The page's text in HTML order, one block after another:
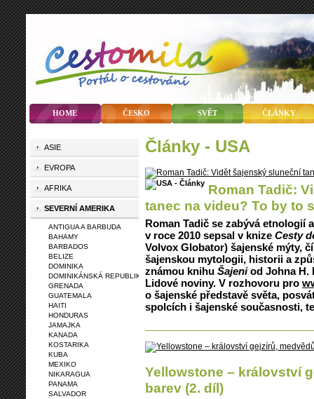
HOME ČESKO SVĚT ČLÁNKY
články - USA
Roman Tadič:
tanec na videu? To by to
Roman Tadič se zabývá etnologií
v roce 2010 sepsal v knize Cesty
Volvox Globator) šajenské mýty,
šajenskou mytologii, historii a
známou knihu Šajeniod Johna H.
Lidové noviny. V rozhovoru pro
o šajenské představě světa,
spolcích i šajenské současnosti,
Yellowstone – království
barev (2. díl)
ASIE
EVROPA
AFRIKA
SEVERNÍ AMERIKA
ANTIGUA A BARBUDA
BAHAMY
BARBADOS
BELIZE
DOMINIKA
DOMINIKÁNSKÁ REPUBLIKA
GRENADA
GUATEMALA
HAITI
HONDURAS
JAMAJKA
KANADA
KOSTARIKA
KUBA
MEXIKO
NIKARAGUA
PANAMA
SALVADOR